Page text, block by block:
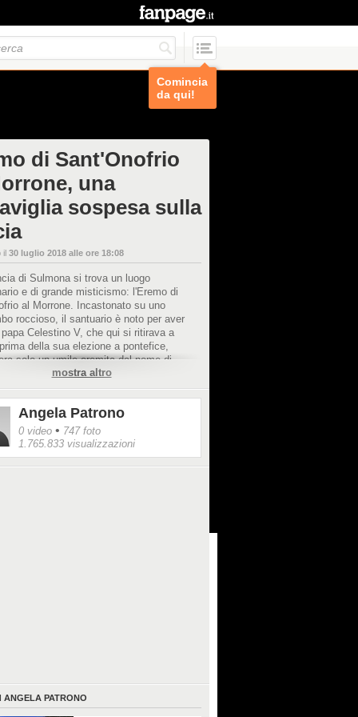
Comincia
da qui!
di Sant'Onofrio
una
sospesa sulla
il 30 luglio 2018 alle ore 18:08
di Sulmona si trova un luogo
e di grande misticismo: l'Eremo di
al Morrone. Incastonato su uno
roccioso, il santuario è noto per aver
Celestino V, che qui si ritirava a
della sua elezione a pontefice,
solo un umile eremita dal nome di
mostra altro
Angela Patrono
0 video • 747 foto
1.765.833 visualizzazioni
ANGELA PATRONO